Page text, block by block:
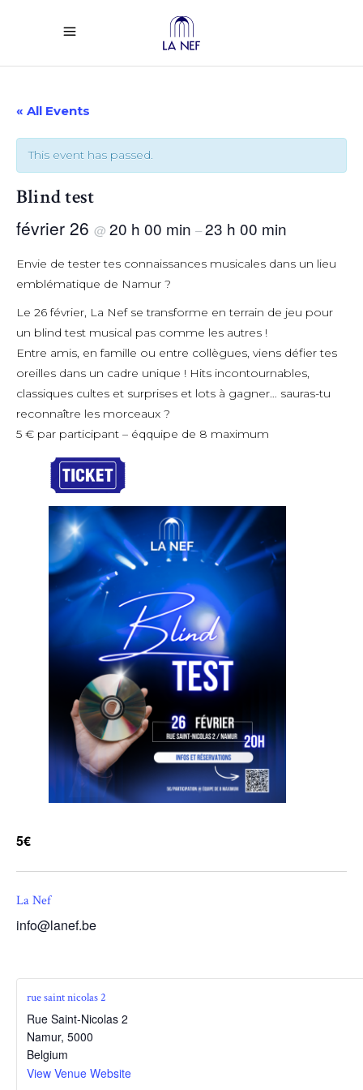
« All Events
This event has passed.
Blind test
février 26 @ 20 h 00 min –23 h 00 min
Envie de tester tes connaissances musicales dans un lieu
emblématique de Namur ?
Le 26 février, La Nef se transforme en terrain de jeu pour
un blind test musical pas comme les autres !
Entre amis, en famille ou entre collègues, viens défier tes
oreilles dans un cadre unique ! Hits incontournables,
classiques cultes et surprises et lots à gagner… sauras-tu
reconnaître les morceaux ?
5 € par participant – éqquipe de 8 maximum
5€
La Nef
info@lanef.be
rue saint nicolas 2
Rue Saint-Nicolas 2
Namur, 5000
Belgium
View Venue Website